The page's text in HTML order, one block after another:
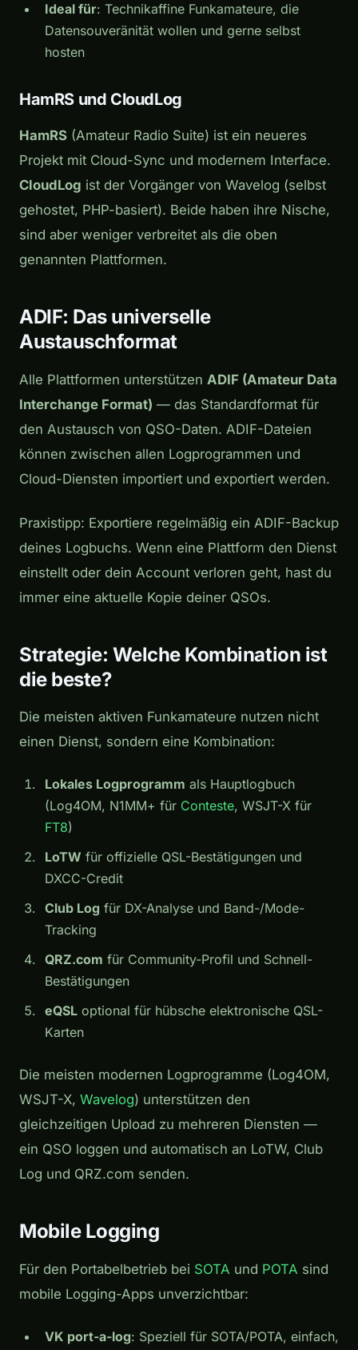
Ideal für: Technikaffine Funkamateure, die
Datensouveränität wollen und gerne selbst
hosten
HamRS und CloudLog
HamRS (Amateur Radio Suite) ist ein neueres
Projekt mit Cloud-Sync und modernem Interface.
CloudLog ist der Vorgänger von Wavelog (selbst
gehostet, PHP-basiert). Beide haben ihre Nische,
sind aber weniger verbreitet als die oben
genannten Plattformen.
ADIF: Das universelle
Austauschformat
Alle Plattformen unterstützen ADIF (Amateur Data
Interchange Format) — das Standardformat für
den Austausch von QSO-Daten. ADIF-Dateien
können zwischen allen Logprogrammen und
Cloud-Diensten importiert und exportiert werden.
Praxistipp: Exportiere regelmäßig ein ADIF-Backup
deines Logbuchs. Wenn eine Plattform den Dienst
einstellt oder dein Account verloren geht, hast du
immer eine aktuelle Kopie deiner QSOs.
Strategie: Welche Kombination ist
die beste?
Die meisten aktiven Funkamateure nutzen nicht
einen Dienst, sondern eine Kombination:
Lokales Logprogramm als Hauptlogbuch
(Log4OM, N1MM+ für Conteste, WSJT-X für
FT8)
LoTW für offizielle QSL-Bestätigungen und
DXCC-Credit
Club Log für DX-Analyse und Band-/Mode-
Tracking
QRZ.com für Community-Profil und Schnell-
Bestätigungen
eQSL optional für hübsche elektronische QSL-
Karten
Die meisten modernen Logprogramme (Log4OM,
WSJT-X, Wavelog) unterstützen den
gleichzeitigen Upload zu mehreren Diensten —
ein QSO loggen und automatisch an LoTW, Club
Log und QRZ.com senden.
Mobile Logging
Für den Portabelbetrieb bei SOTA und POTA sind
mobile Logging-Apps unverzichtbar:
VK port-a-log: Speziell für SOTA/POTA, einfach,